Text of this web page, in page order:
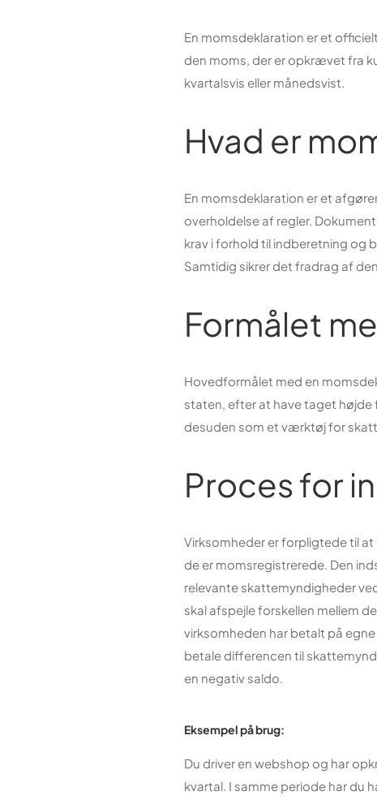
En momsdeklaration er et
den moms, der er opkrævet fra
kvartalsvis eller månedsvist.
Hvad er
En momsdeklaration er et
overholdelse af regler.
krav i forhold til indberetning og
Samtidig sikrer det fradrag af
Formålet
Hovedformålet med en
staten, efter at have taget
desuden som et værktøj for
Proces for
Virksomheder er forpligtede til
de er momsregistrerede. Den
relevante skattemyndigheder
skal afspejle forskellen mellem
virksomheden har betalt på
betale differencen til
en negativ saldo.
Eksempel på brug:
Du driver en webshop og har
kvartal. I samme periode har du